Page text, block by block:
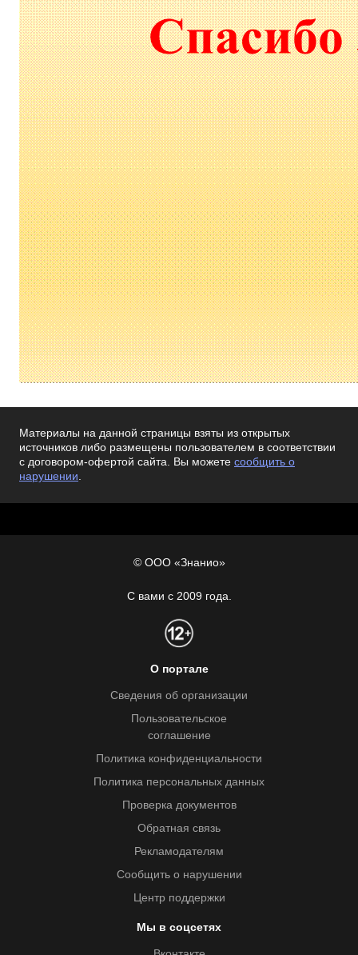
Материалы на данной страницы взяты из открытых
источников либо размещены пользователем в соответствии
с договором-офертой сайта. Вы можете сообщить о
нарушении.
© ООО «Знанио»
С вами с 2009 года.
О портале
Сведения об организации
Пользовательское
соглашение
Политика конфиденциальности
Политика персональных данных
Проверка документов
Обратная связь
Рекламодателям
Сообщить о нарушении
Центр поддержки
Мы в соцсетях